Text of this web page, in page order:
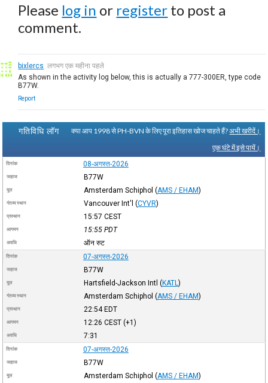
Please log in or register to post a
comment.
bixlercs लगभग एक महीना पहले
As shown in the activity log below, this is actually a 777-300ER, type code
B77W.
Report
गतिविधि लॉग क्या आप 1998 से PH-BVN के लिए पूरा इतिहास खोज चाहते हैं?अभी खरीदें।
एक घंटे में इसे पायें।
दिनांक 08-अगस्त-2026
जहाज B77W
मूल Amsterdam Schiphol (AMS / EHAM)
गंतव्य स्थान Vancouver Int'l (CYVR)
प्रस्थान 15:57 CEST
आगमन 15:55 PDT
अवधि ऑन रुट
दिनांक 07-अगस्त-2026
जहाज B77W
मूल Hartsfield-Jackson Intl (KATL )
गंतव्य स्थान Amsterdam Schiphol (AMS / EHAM)
प्रस्थान 22:54EDT
आगमन 12:26 CEST(+1)
अवधि 7:31
दिनांक 07-अगस्त-2026
जहाज B77W
मूल Amsterdam Schiphol (AMS / EHAM)